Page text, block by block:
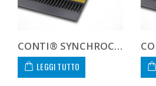
CONTI® SYNCHROCHAIN CARBON CTD 14M 1302 20 C
LEGGI TUTTO